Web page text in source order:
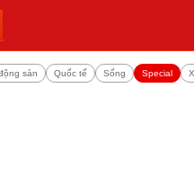
sản Quốc tế Sống Special